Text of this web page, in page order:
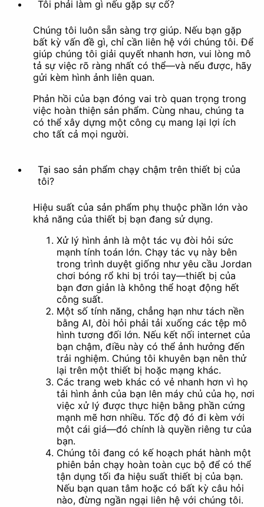
Tạo ảnh động
Trích xuất khung
Làm đẹp
thuật
Xóa nền
Tôi phải làm gì nếu gặp sự cố?
Chúng tôi luôn sẵn sàng trợ giúp. Nếu bạn gặp
bất kỳ vấn đề gì, chỉ cần liên hệ với chúng tôi. Để
giúp chúng tôi giải quyết nhanh hơn, vui lòng mô
tả sự việc rõ ràng nhất có thể—và nếu được, hãy
gửi kèm hình ảnh liên quan.
Phản hồi của bạn đóng vai trò quan trọng trong
việc hoàn thiện sản phẩm. Cùng nhau, chúng ta
có thể xây dựng một công cụ mang lại lợi ích
cho tất cả mọi người.
Tại sao sản phẩm chạy chậm trên thiết bị của
tôi?
Hiệu suất của sản phẩm phụ thuộc phần lớn vào
khả năng của thiết bị bạn đang sử dụng.
Xử lý hình ảnh là một tác vụ đòi hỏi sức
mạnh tính toán lớn. Chạy tác vụ này bên
trong trình duyệt giống như yêu cầu Jordan
chơi bóng rổ khi bị trói tay—thiết bị của
bạn đơn giản là không thể hoạt động hết
công suất.
Một số tính năng, chẳng hạn như tách nền
bằng AI, đòi hỏi phải tải xuống các tệp mô
hình tương đối lớn. Nếu kết nối internet của
bạn chậm, điều này có thể ảnh hưởng đến
trải nghiệm. Chúng tôi khuyên bạn nên thử
lại trên một thiết bị hoặc mạng khác.
Các trang web khác có vẻ nhanh hơn vì họ
tải hình ảnh của bạn lên máy chủ của họ, nơi
việc xử lý được thực hiện bằng phần cứng
mạnh mẽ hơn nhiều. Tốc độ đó đi kèm với
một cái giá—đó chính là quyền riêng tư của
bạn.
Chúng tôi đang có kế hoạch phát hành một
phiên bản chạy hoàn toàn cục bộ để có thể
tận dụng tối đa hiệu suất thiết bị của bạn.
Nếu bạn quan tâm hoặc có bất kỳ câu hỏi
nào, đừng ngần ngại liên hệ với chúng tôi.